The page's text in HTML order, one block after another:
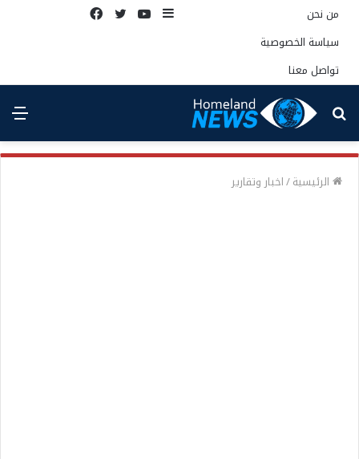
من نحن
سياسة الخصوصية
تواصل معنا
إضافة يوتيوبتويتر
بحث
عن
الرئيسية/اخبار وتقارير